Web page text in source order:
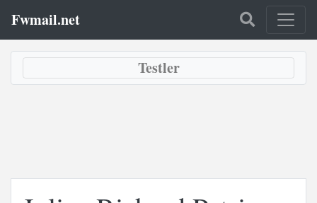
Fwmail.net
Testler